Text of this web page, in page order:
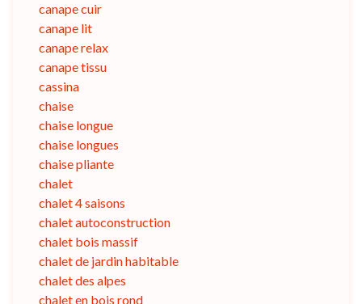
canape cuir
canape lit
canape relax
canape tissu
cassina
chaise
chaise longue
chaise longues
chaise pliante
chalet
chalet 4 saisons
chalet autoconstruction
chalet bois massif
chalet de jardin habitable
chalet des alpes
chalet en bois rond